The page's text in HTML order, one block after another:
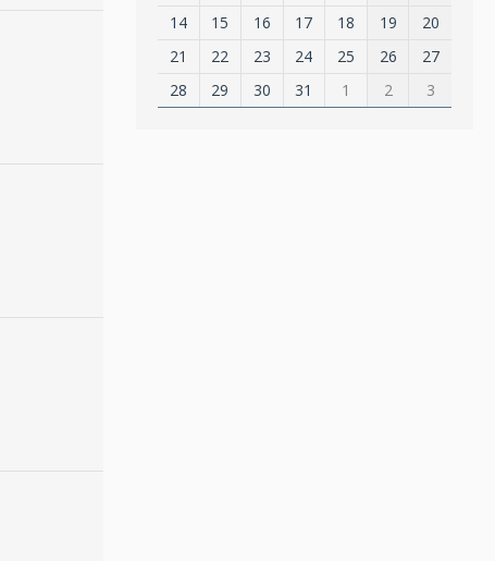
14
15 16 17 18 19
20
21
22 23 24 25 26
27
28
29 30 31 1 2 3